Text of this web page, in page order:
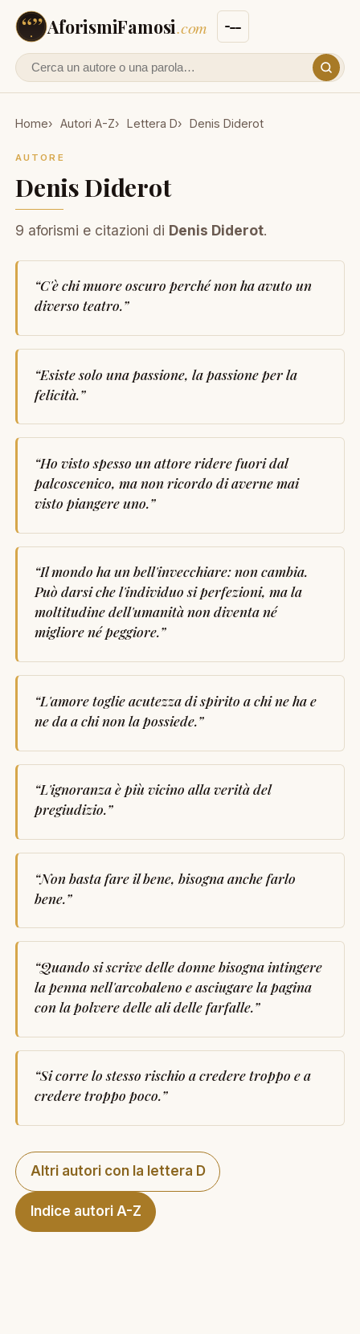
AforismiFamosi.com
Cerca un autore o un aforisma
Home Autori A-Z Lettera D Denis Diderot
AUTORE
Denis Diderot
9 aforismi e citazioni di Denis Diderot.
“C'è chi muore oscuro perché non ha avuto un
diverso teatro.”
“Esiste solo una passione, la passione per la
felicità.”
“Ho visto spesso un attore ridere fuori dal
palcoscenico, ma non ricordo di averne mai
visto piangere uno.”
“Il mondo ha un bell'invecchiare: non cambia.
Può darsi che l'individuo si perfezioni, ma la
moltitudine dell'umanità non diventa né
migliore né peggiore.”
“L'amore toglie acutezza di spirito a chi ne ha e
ne da a chi non la possiede.”
“L'ignoranza è più vicino alla verità del
pregiudizio.”
“Non basta fare il bene, bisogna anche farlo
bene.”
“Quando si scrive delle donne bisogna intingere
la penna nell'arcobaleno e asciugare la pagina
con la polvere delle ali delle farfalle.”
“Si corre lo stesso rischio a credere troppo e a
credere troppo poco.”
Altri autori con la lettera D
Indice autori A-Z